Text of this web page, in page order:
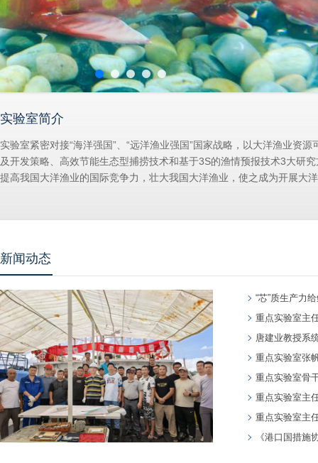
实验室简介
实验室紧密对接“海洋强国”、“远洋渔业强国”国家战略，以大洋渔业资
及开发策略、高效节能生态型捕捞技术和基于3S的渔情预报技术3大研
提高我国大洋渔业的国际竞争力，壮大我国大洋渔业，使之成为开展大
新闻动态
“芯”质生产力
重点实验室主
唐建业教授系
重点实验室张
重点实验室骨
重点实验室主
重点实验室主
《港口国措施